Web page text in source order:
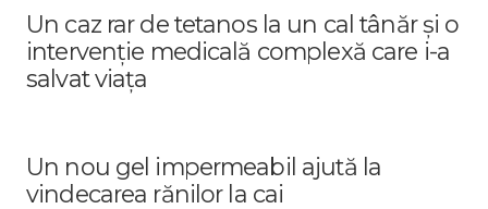
Un caz rar de tetanos la un cal tânăr și o
intervenție medicală complexă care i-a
salvat viața
Un nou gel impermeabil ajută la
vindecarea rănilor la cai